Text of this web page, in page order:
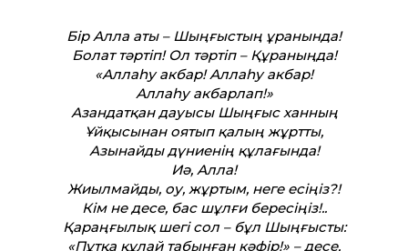
Бір Алла аты – Шыңғыстың ұранында!
Болат тәртіп! Ол тәртіп – Құраныңда!
«Аллаһу акбар! Аллаһу акбар!
Аллаһу акбарлап!»
Азандатқан дауысы Шыңғыс ханның
Ұйқысынан оятып қалың жұртты,
Азынайды дүниенің құлағында!
Иә, Алла!
Жиылмайды, оу, жұртым, неге есіңіз?!
Кім не десе, бас шұлғи бересіңіз!..
Қараңғылық шегі сол – бұл Шыңғысты:
«Пұтқа құлай табынған кәфір!» – десе,